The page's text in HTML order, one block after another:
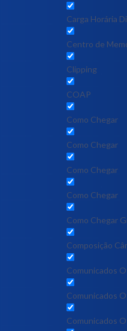
Carga Horária
Centro de
Clipping
COAP
Como Chegar
Como Chegar
Como Chegar
Como Chegar
Como Chegar
Composição
Comunicados
Comunicados
Comunicados